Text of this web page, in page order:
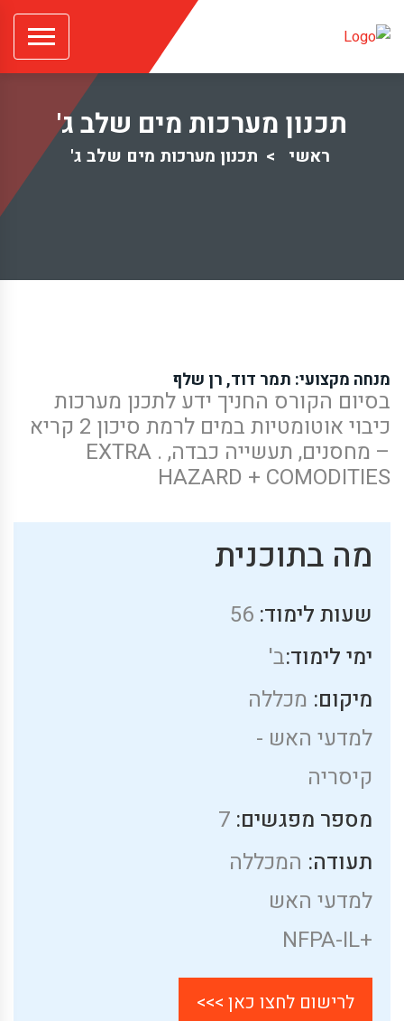
תכנון מערכות מים שלב ג'
ראשי תכנון מערכות מים שלב ג'
מנחה מקצועי: תמר דוד, רן שלף
בסיום הקורס החניך ידע לתכנן מערכות
כיבוי אוטומטיות במים לרמת סיכון 2 קריא
– מחסנים, תעשייה כבדה, . EXTRA
HAZARD + COMODITIES
מה בתוכנית
שעות לימוד:
ימי לימוד:ב'
מיקום: מכללה
למדעי האש -
קיסריה
מספר מפגשים:
תעודה: המכללה
למדעי האש
+NFPA-IL
לרישום לחצו כאן >>>